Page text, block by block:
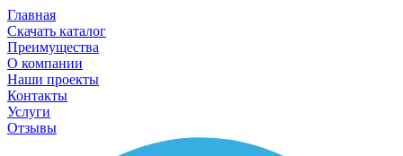
Главная
Скачать каталог
Преимущества
О компании
Наши проекты
Контакты
Услуги
Отзывы